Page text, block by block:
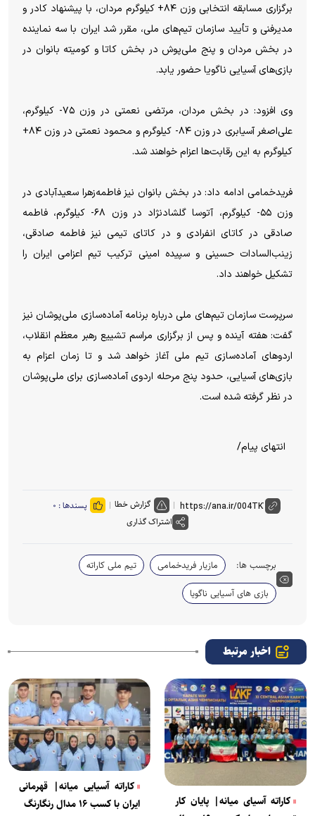
برگزاری مسابقه انتخابی وزن ۸۴+ کیلوگرم مردان، با پیشنهاد کادر و
مدیرفنی و تأیید سازمان تیم‌های ملی، مقرر شد ایران با سه نماینده
در بخش مردان و پنج ملی‌پوش در بخش کاتا و کومیته بانوان در
بازی‌های آسیایی ناگویا حضور یابد.
وی افزود: در بخش مردان، مرتضی نعمتی در وزن ۷۵- کیلوگرم،
علی‌اصغر آسیابری در وزن ۸۴- کیلوگرم و محمود نعمتی در وزن ۸۴+
کیلوگرم به این رقابت‌ها اعزام خواهند شد.
فریدخمامی ادامه داد: در بخش بانوان نیز فاطمه‌زهرا سعیدآبادی در
وزن ۵۵- کیلوگرم، آتوسا گلشادنژاد در وزن ۶۸- کیلوگرم، فاطمه
صادقی در کاتای انفرادی و در کاتای تیمی نیز فاطمه صادقی،
زینب‌السادات حسینی و سپیده امینی ترکیب تیم اعزامی ایران را
تشکیل خواهند داد.
سرپرست سازمان تیم‌های ملی درباره برنامه آماده‌سازی ملی‌پوشان نیز
گفت: هفته آینده و پس از برگزاری مراسم تشییع رهبر معظم انقلاب،
اردو‌های آماده‌سازی تیم ملی آغاز خواهد شد و تا زمان اعزام به
بازی‌های آسیایی، حدود پنج مرحله اردوی آماده‌سازی برای ملی‌پوشان
در نظر گرفته شده است.
انتهای پیام/
گزارش خطا پسندها : ۰
اشتراک گذاری
برچسب ها: مازیار فریدخمامی
تیم ملی کاراته
بازی های آسیایی ناگویا
اخبار مرتبط
کاراته آسیای میانه| پایان کار
کاراته آسیایی میانه| قهرمانی
ایران با کسب ۱۶ مدال رنگارنگ